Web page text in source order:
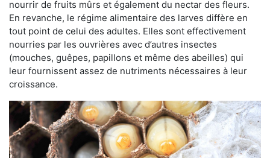
nourrir de fruits mûrs et également du nectar des fleurs.
En revanche, le régime alimentaire des larves diffère en
tout point de celui des adultes. Elles sont effectivement
nourries par les ouvrières avec d’autres insectes
(mouches, guêpes, papillons et même des abeilles) qui
leur fournissent assez de nutriments nécessaires à leur
croissance.